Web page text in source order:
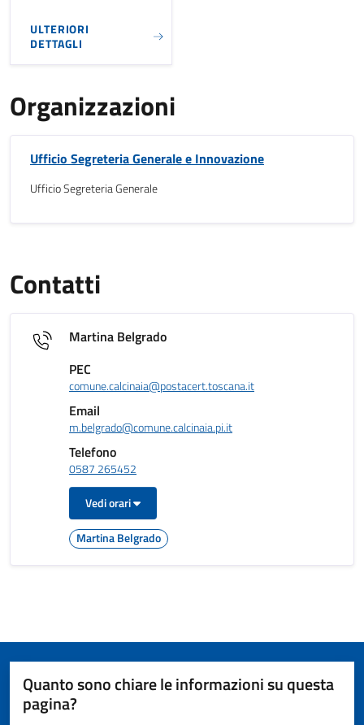
ULTERIORI
DETTAGLI
Organizzazioni
Ufficio Segreteria Generale e Innovazione
Ufficio Segreteria Generale
Contatti
Martina Belgrado
PEC
comune.calcinaia@postacert.toscana.it
Email
m.belgrado@comune.calcinaia.pi.it
Telefono
0587 265452
Vedi orari
Martina Belgrado
Quanto sono chiare le informazioni su questa
pagina?